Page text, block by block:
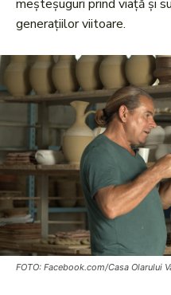
meșteșuguri prind viață și
generațiilor viitoare.
FOTO: Facebook.com/Casa Olarului